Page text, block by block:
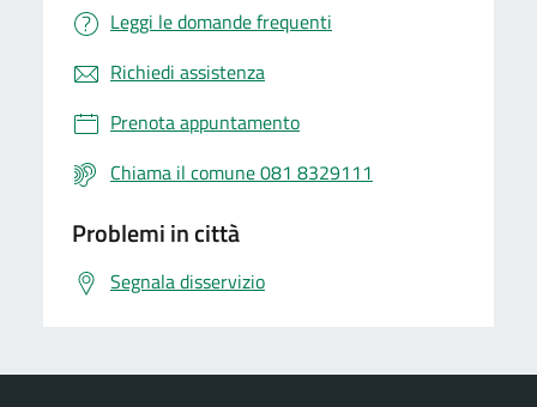
Leggi le domande frequenti
Richiedi assistenza
Prenota appuntamento
Chiama il comune 081 8329111
Problemi in città
Segnala disservizio